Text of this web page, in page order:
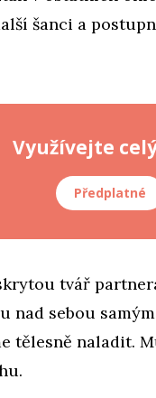
šanci a
Využívejte
Předplatné
tvář
sebou
tělesně naladit.